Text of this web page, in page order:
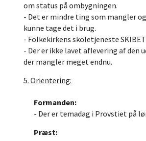
om status på ombygningen.
- Det er mindre ting som mangler
kunne tage det i brug.
- Folkekirkens skoletjeneste
- Der er ikke lavet aflevering af den
der mangler meget endnu.
5. Orientering:
Formanden:
- Der er temadag i Provstiet på
Præst: